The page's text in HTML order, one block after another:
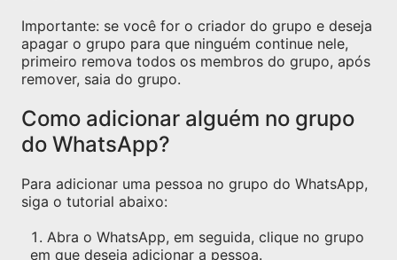
Importante: se você for o criador do grupo e deseja
apagar o grupo para que ninguém continue nele,
primeiro remova todos os membros do grupo, após
remover, saia do grupo.
Como adicionar alguém no grupo
do WhatsApp?
Para adicionar uma pessoa no grupo do WhatsApp,
siga o tutorial abaixo:
Abra o WhatsApp, em seguida, clique no grupo
em que deseja adicionar a pessoa.